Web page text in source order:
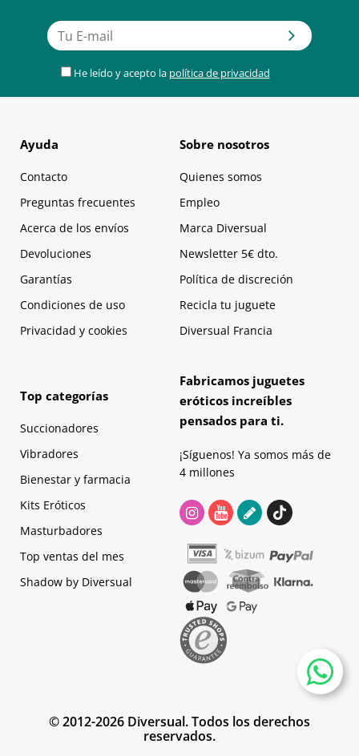
He leído y acepto la política de privacidad
Ayuda
Contacto
Preguntas frecuentes
Acerca de los envíos
Devoluciones
Garantías
Condiciones de uso
Privacidad y cookies
Sobre nosotros
Quienes somos
Empleo
Marca Diversual
Newsletter 5€ dto.
Política de discreción
Recicla tu juguete
Diversual Francia
Top categorías
Succionadores
Vibradores
Bienestar y farmacia
Kits Eróticos
Masturbadores
Top ventas del mes
Shadow by Diversual
Fabricamos juguetes
eróticos increíbles
pensados para ti.
¡Síguenos! Ya somos más de
4 millones
© 2012-2026 Diversual. Todos los derechos
reservados.